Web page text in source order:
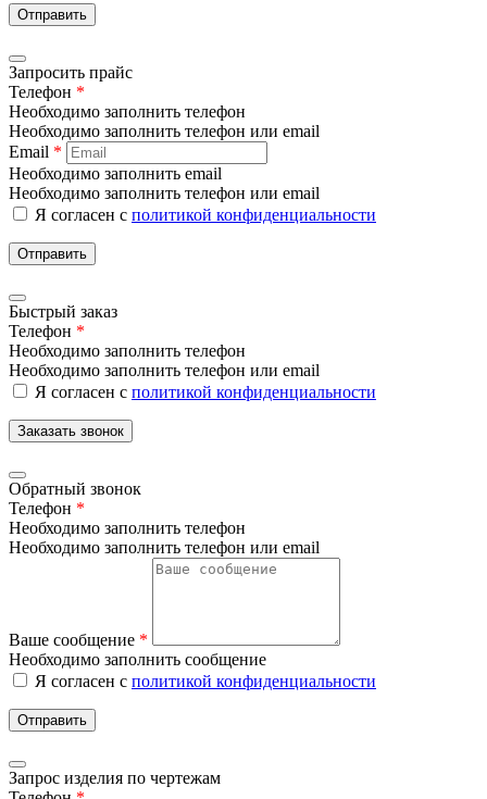
Отправить
Запросить прайс
Телефон *
Необходимо заполнить телефон
Необходимо заполнить телефон или email
Email *
Необходимо заполнить email
Необходимо заполнить телефон или email
Я согласен с политикой конфиденциальности
Отправить
Быстрый заказ
Телефон *
Необходимо заполнить телефон
Необходимо заполнить телефон или email
Я согласен с политикой конфиденциальности
Заказать звонок
Обратный звонок
Телефон *
Необходимо заполнить телефон
Необходимо заполнить телефон или email
Ваше сообщение *
Необходимо заполнить сообщение
Я согласен с политикой конфиденциальности
Отправить
Запрос изделия по чертежам